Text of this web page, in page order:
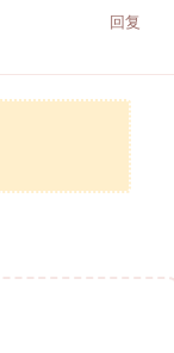
回复